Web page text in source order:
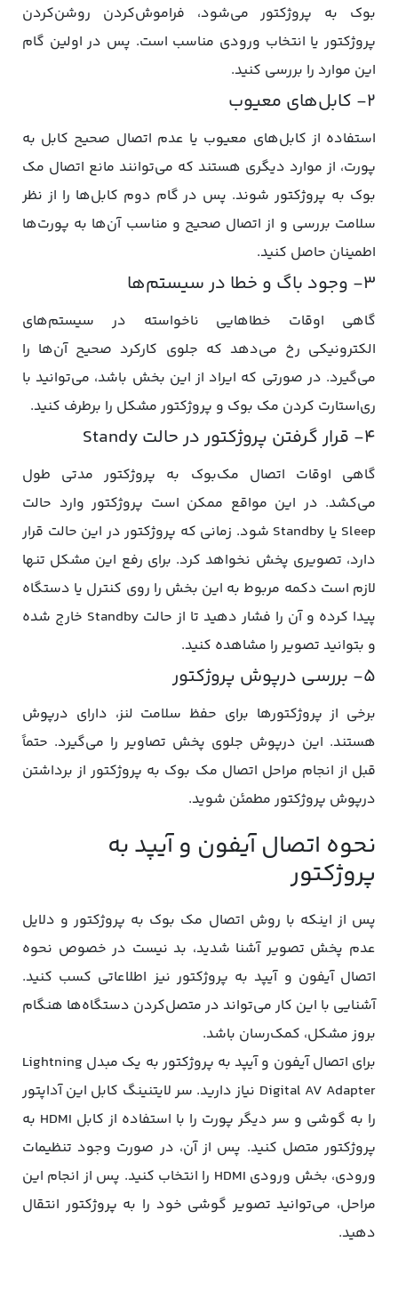
بوک به پروژکتور می‌شود، فراموش‌کردن روشن‌کردن
پروژکتور یا انتخاب ورودی مناسب است. پس در اولین گام
این موارد را بررسی کنید.
۲- کابل‌های معیوب
استفاده از کابل‌های معیوب یا عدم اتصال صحیح کابل به
پورت، از موارد دیگری هستند که می‌توانند مانع اتصال مک
بوک به پروژکتور شوند. پس در گام دوم کابل‌ها را از نظر
سلامت بررسی و از اتصال صحیح و مناسب آن‌ها به پورت‌ها
اطمینان حاصل کنید.
۳- وجود باگ و خطا در سیستم‌ها
گاهی اوقات خطاهایی ناخواسته در سیستم‌های
الکترونیکی رخ می‌دهد که جلوی کارکرد صحیح آن‌ها را
می‌گیرد. در صورتی که ایراد از این بخش باشد، می‌توانید با
ری‌استارت کردن مک بوک و پروژکتور مشکل را برطرف کنید.
۴- قرار گرفتن پروژکتور در حالت Standy
گاهی اوقات اتصال مک‌بوک به پروژکتور مدتی طول
می‌کشد. در این مواقع ممکن است پروژکتور وارد حالت
Sleep یا Standby شود. زمانی که پروژکتور در این حالت قرار
دارد، تصویری پخش نخواهد کرد. برای رفع این مشکل تنها
لازم است دکمه مربوط به این بخش را روی کنترل یا دستگاه
پیدا کرده و آن را فشار دهید تا از حالت Standby خارج شده
و بتوانید تصویر را مشاهده کنید.
۵- بررسی درپوش پروژکتور
برخی از پروژکتورها برای حفظ سلامت لنز، دارای درپوش
هستند. این درپوش جلوی پخش تصاویر را می‌گیرد. حتماً
قبل از انجام مراحل اتصال مک بوک به پروژکتور از برداشتن
درپوش پروژکتور مطمئن شوید.
نحوه اتصال آیفون و آیپد به
پروژکتور
پس از اینکه با روش اتصال مک بوک به پروژکتور و دلایل
عدم پخش تصویر آشنا شدید، بد نیست در خصوص نحوه
اتصال آیفون و آیپد به پروژکتور نیز اطلاعاتی کسب کنید.
آشنایی با این کار می‌تواند در متصل‌کردن دستگاه‌ها هنگام
بروز مشکل، کمک‌رسان باشد.
برای اتصال آیفون و آیپد به پروژکتور به یک مبدل Lightning
Digital AV Adapter نیاز دارید. سر لایتنینگ کابل این آداپتور
را به گوشی و سر دیگر پورت را با استفاده از کابل HDMI به
پروژکتور متصل کنید. پس از آن، در صورت وجود تنظیمات
ورودی، بخش ورودی HDMI را انتخاب کنید. پس از انجام این
مراحل، می‌توانید تصویر گوشی خود را به پروژکتور انتقال
دهید.